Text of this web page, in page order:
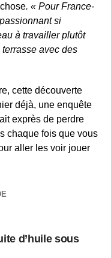
. « Pour France-
si
à travailler plutôt
terrasse avec des
cette découverte
déjà, une enquête
exprès de perdre
chaque fois que vous
aller les voir jouer
d’huile sous